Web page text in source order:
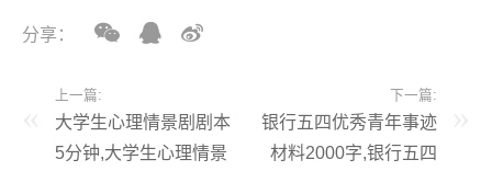
分享：
上一篇:
大学生心理情景剧剧本
5分钟,大学生心理情景
下一篇:
银行五四优秀青年事迹
材料2000字,银行五四